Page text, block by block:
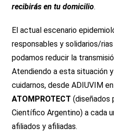
recibirás en tu domicilio.
El actual escenario
responsables y solidarios/
podamos reducir la
Atendiendo a esta situación
cuidarnos, desde ADIUVIM
ATOMPROTECT (diseñados
Científico Argentino) a cada
afiliados y afiliadas.